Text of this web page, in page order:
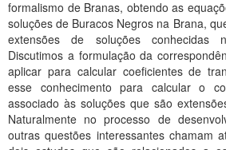
formalismo de Branas, obtendo as
soluções de Buracos Negros na Brana,
extensões de soluções conhecidas
Discutimos a formulação da
aplicar para calcular coeficientes de
esse conhecimento para calcular o
associado às soluções que são
Naturalmente no processo de
outras questões interessantes chamam